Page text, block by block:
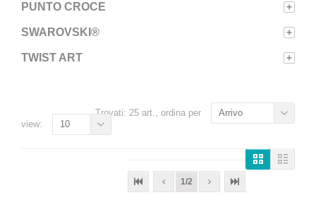
PUNTO CROCE +
SWAROVSKI® +
TWIST ART +
Trovati: 25 art., ordina per Arrivo
1/2
view: 10